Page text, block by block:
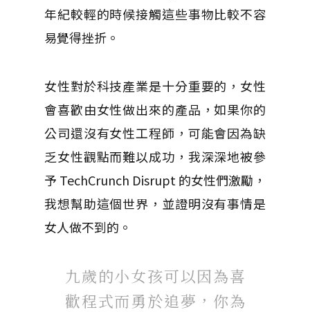
年紀較輕的時候接觸這些事物比較不容
易覺得挫折。
女性對於科技產業是十分重要的，女性
會喜歡由女性做出來的產品，如果你的
公司還沒有女性工程師，可能會因為缺
乏女性觀點而難以成功，我深深地被參
予 TechCrunch Disrupt 的女性們激勵，
我想幫助這個世界，並證明沒有事情是
女人做不到的。
九歲的小女孩可以因為喜
歡程式而勇於追夢，你為